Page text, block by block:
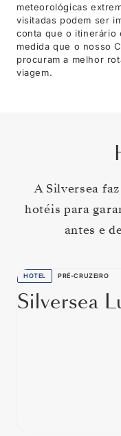
meteorológicas
visitadas podem ser
conta que o itinerário
medida que o nosso
procuram a melhor
viagem.
A Silversea
hotéis para
antes e
HOTEL PRÉ-CRUZEIRO
Silversea